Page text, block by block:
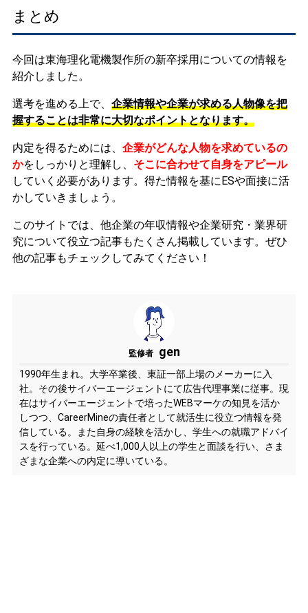
まとめ
今回は東海理化電機製作所の新卒採用についての情報を
紹介しました。
選考を進める上で、 企業情報や企業が求める人物像を把
握することは非常に大切なポイントとなります。
内定を得るためには、 企業がどんな人物を求めているの
かをしっかりと理解し、 そこに合わせて自身をアピール
していく必要があります。 得た情報を基にESや面接に活
かしていきましょう。
このサイトでは、他企業の年収情報や企業研究・業界研
究について役立つ記事もたくさん掲載しています。ぜひ
他の記事もチェックしてみてください！
監修者 gen
1990年生まれ。大学卒業後、東証一部上場のメーカーに入
社。その後サイバーエージェントにて広告代理事業に従事。現
在はサイバーエージェントで培ったWEBマーケの知見を活か
しつつ、CareerMineの責任者として就活生に役立つ情報を発
信している。また自身の経験を活かし、学生への就職アドバイ
スを行っている。延べ1,000人以上の学生と面談を行い、さま
ざまな企業への内定に導いている。